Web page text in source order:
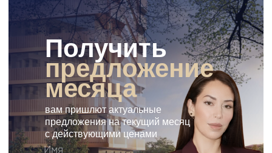
Получить
предложение
месяца
вам пришлют актуальные
предложения на текущий месяц
с действующими ценами